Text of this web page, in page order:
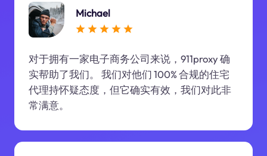
Michael
对于拥有一家电子商务公司来说，911proxy 确
实帮助了我们。 我们对他们 100% 合规的住宅
代理持怀疑态度，但它确实有效，我们对此非
常满意。